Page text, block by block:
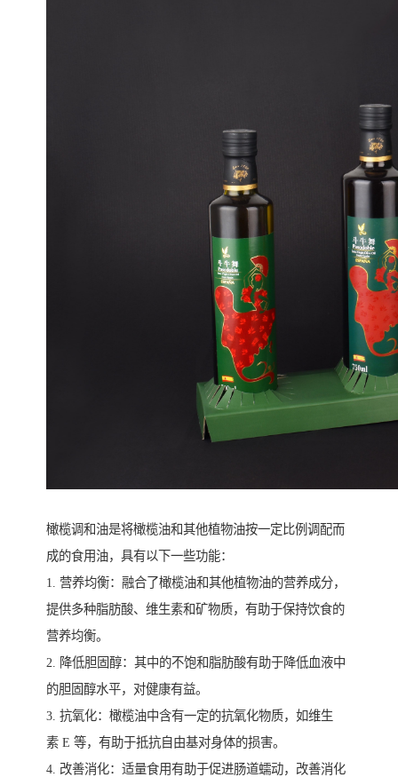
橄榄调和油是将橄榄油和其他植物油按一定比例调配而
成的食用油，具有以下一些功能：
1. 营养均衡：融合了橄榄油和其他植物油的营养成分，
提供多种脂肪酸、维生素和矿物质，有助于保持饮食的
营养均衡。
2. 降低胆固醇：其中的不饱和脂肪酸有助于降低血液中
的胆固醇水平，对健康有益。
3. 抗氧化：橄榄油中含有一定的抗氧化物质，如维生
素 E 等，有助于抵抗自由基对身体的损害。
4. 改善消化：适量食用有助于促进肠道蠕动，改善消化